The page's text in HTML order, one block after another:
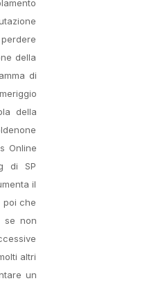
della
di
della
Online
di SP
il
poi che
se non
altri
un